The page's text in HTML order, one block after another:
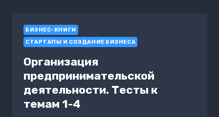
С
УДОВОЛЬСТВИЕМ,
ЗАБОТИТЬСЯ
О
СЕБЕ
И
НЕ
ЖЕРТВОВАТЬ
БИЗНЕС-КНИГИ
СТАРТАПЫ И СОЗДАНИЕ БИЗНЕСА
Организация
предпринимательской
деятельности. Тесты к
темам 1-4